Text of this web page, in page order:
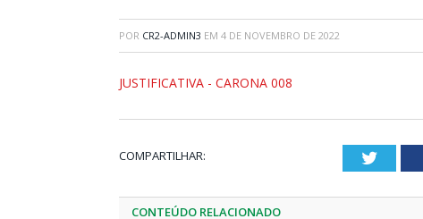
POR CR2-ADMIN3 EM 4 DE NOVEMBRO DE 2022
JUSTIFICATIVA - CARONA 008
COMPARTILHAR:
CONTEÚDO RELACIONADO